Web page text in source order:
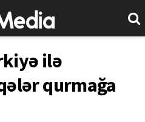
ilə
qurmağa